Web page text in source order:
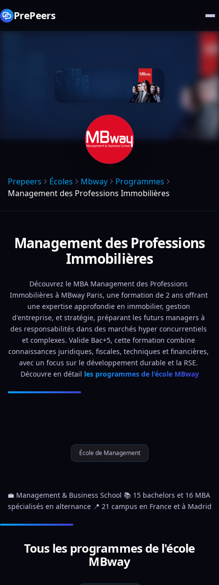
PrePeers
Prepeers Écoles Mbway
Programmes
Management des Professions Immobilières
Management des Professions
Immobilières
Découvrez le MBA Management des Professions
Immobilières à MBway Paris, une formation de 2 ans offrant
une expertise approfondie en immobilier, gestion
d'entreprise, et stratégie, préparant les futurs managers à
des responsabilités dans des marchés hyper concurrentiels
et complexes. Valide Bac+5, cette formation combine
connaissances juridiques, fiscales, techniques et financières,
avec un focus sur le développement durable et la RSE.
Découvre en détail les programmes de l'école MBway
École de Management
💼 Management & Business School 📚 15 bachelors et 16 MBA
spécialisés en alternance 📍 21 campus en France et à Madrid
Tous les programmes de l'école
MBway